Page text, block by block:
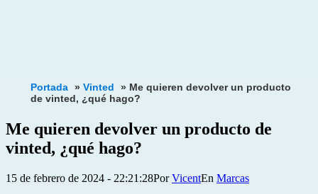
Portada » Vinted » Me quieren devolver un producto
de vinted, ¿qué hago?
Me quieren devolver un producto de
vinted, ¿qué hago?
Publicada
15 de febrero de 2024 - 22:21:28PorVicent
Categorizado
Marcas